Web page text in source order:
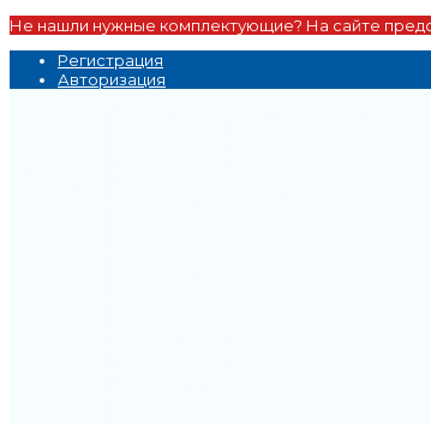
Не нашли нужные комплектующие? На сайте
Регистрация
Авторизация